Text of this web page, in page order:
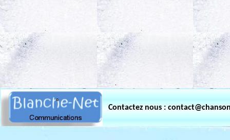
Contactez nous :